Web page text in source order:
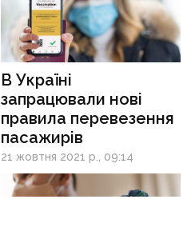
В Україні
запрацювали нові
правила перевезення
пасажирів
21 жовтня 2021 р., 09:14